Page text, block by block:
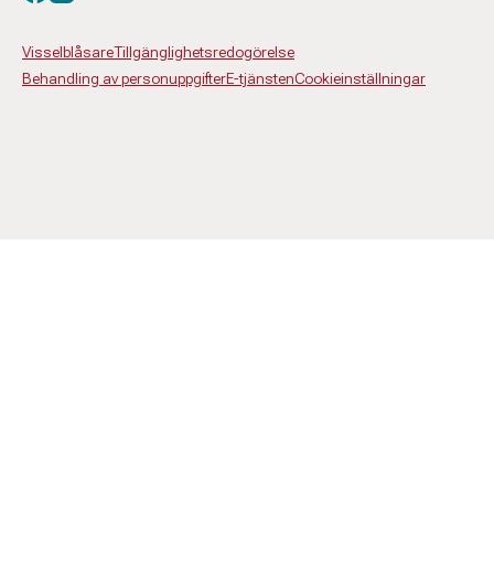
VisselblåsareTillgänglighetsredogörelse
Behandling av personuppgifterE-tjänstenCookieinställningar